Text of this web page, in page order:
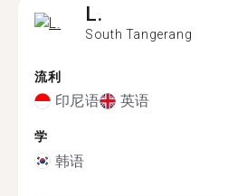
L.
South Tangerang
流利
印尼语 英语
学
韩语